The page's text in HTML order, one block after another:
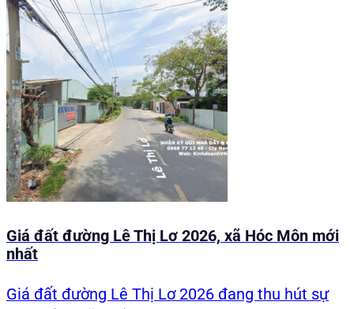
Giá đất đường Lê Thị Lơ 2026, xã Hóc Môn mới
nhất
Giá đất đường Lê Thị Lơ 2026 đang thu hút sự